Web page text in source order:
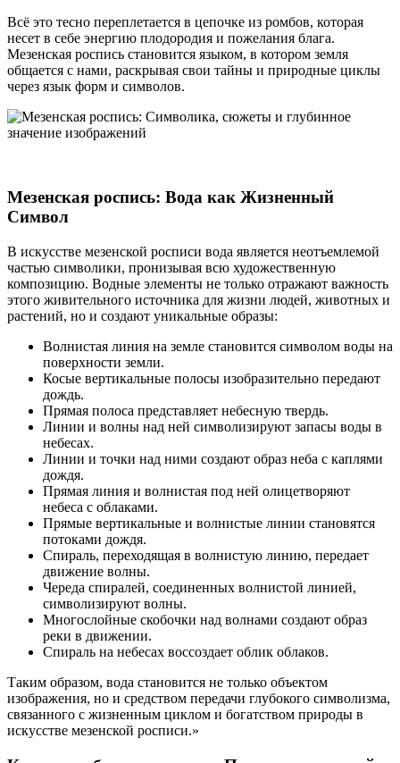
Всё это тесно переплетается в цепочке из ромбов, которая
несет в себе энергию плодородия и пожелания блага.
Мезенская роспись становится языком, в котором земля
общается с нами, раскрывая свои тайны и природные циклы
через язык форм и символов.
Мезенская роспись: Вода как Жизненный
Символ
В искусстве мезенской росписи вода является неотъемлемой
частью символики, пронизывая всю художественную
композицию. Водные элементы не только отражают важность
этого живительного источника для жизни людей, животных и
растений, но и создают уникальные образы:
Волнистая линия на земле становится символом воды на
поверхности земли.
Косые вертикальные полосы изобразительно передают
дождь.
Прямая полоса представляет небесную твердь.
Линии и волны над ней символизируют запасы воды в
небесах.
Линии и точки над ними создают образ неба с каплями
дождя.
Прямая линия и волнистая под ней олицетворяют
небеса с облаками.
Прямые вертикальные и волнистые линии становятся
потоками дождя.
Спираль, переходящая в волнистую линию, передает
движение волны.
Череда спиралей, соединенных волнистой линией,
символизируют волны.
Многослойные скобочки над волнами создают образ
реки в движении.
Спираль на небесах воссоздает облик облаков.
Таким образом, вода становится не только объектом
изображения, но и средством передачи глубокого символизма,
связанного с жизненным циклом и богатством природы в
искусстве мезенской росписи.»